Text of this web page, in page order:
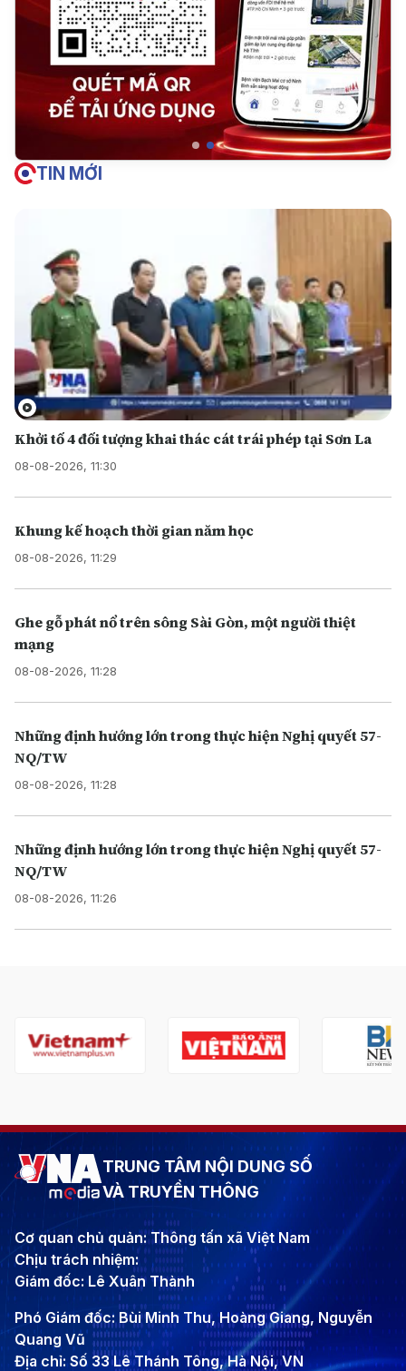
TIN MỚI
Khởi tố 4 đối tượng khai thác cát trái phép tại Sơn La
08-08-2026, 11:30
Khung kế hoạch thời gian năm học
08-08-2026, 11:29
Ghe gỗ phát nổ trên sông Sài Gòn, một người thiệt
mạng
08-08-2026, 11:28
Những định hướng lớn trong thực hiện Nghị quyết 57-
NQ/TW
08-08-2026, 11:28
Những định hướng lớn trong thực hiện Nghị quyết 57-
NQ/TW
08-08-2026, 11:26
TRUNG TÂM NỘI DUNG SỐ
VÀ TRUYỀN THÔNG
Cơ quan chủ quản: Thông tấn xã Việt Nam
Chịu trách nhiệm:
Giám đốc: Lê Xuân Thành
Phó Giám đốc: Bùi Minh Thu, Hoàng Giang, Nguyễn
Quang Vũ
Địa chỉ: Số 33 Lê Thánh Tông, Hà Nội, VN